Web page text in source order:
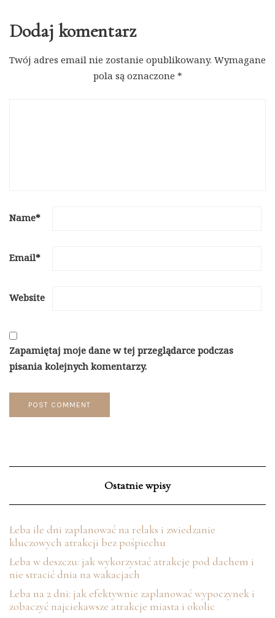
Dodaj komentarz
Twój adres email nie zostanie opublikowany. Wymagane
pola są oznaczone *
Name*
Email*
Website
Zapamiętaj moje dane w tej przeglądarce podczas
pisania kolejnych komentarzy.
Ostatnie wpisy
Łeba ile dni zaplanować na relaks i zwiedzanie
kluczowych atrakcji bez pośpiechu
Łeba w deszczu: jak wykorzystać atrakcje pod dachem i
nie stracić dnia na wakacjach
Łeba na 2 dni: jak efektywnie zaplanować wypoczynek i
zobaczyć najciekawsze atrakcje miasta i okolic